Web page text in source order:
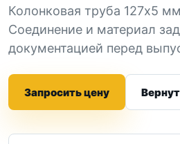
Колонковая труба 127x5
Соединение и материал
документацией перед
Запросить цену